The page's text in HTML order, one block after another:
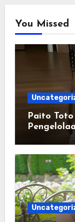
You Missed
Paito Toto
Lengkap